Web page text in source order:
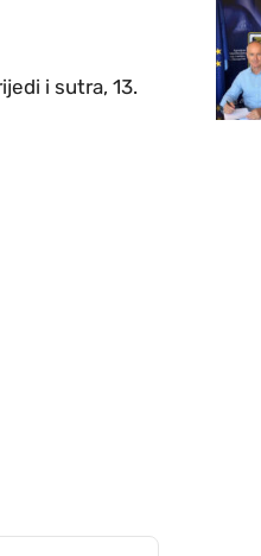
i sutra, 13.